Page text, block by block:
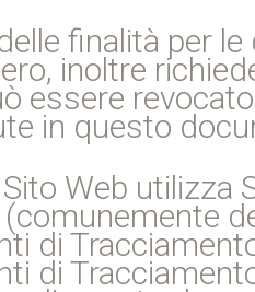
finalità per
inoltre
essere
in questo
Web utilizza
di
di